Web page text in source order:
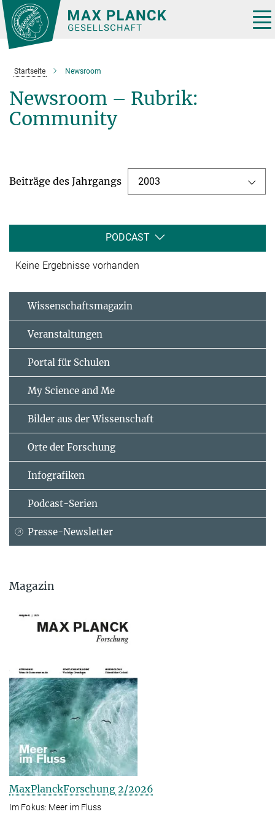
Hauptinhalt
Startseite Newsroom
Newsroom – Rubrik:
Community
Beiträge des Jahrgangs 2003
PODCAST
Keine Ergebnisse vorhanden
Wissenschaftsmagazin
Veranstaltungen
Portal für Schulen
My Science and Me
Bilder aus der Wissenschaft
Orte der Forschung
Infografiken
Podcast-Serien
Presse-Newsletter
Magazin
MaxPlanckForschung 2/2026
Im Fokus: Meer im Fluss